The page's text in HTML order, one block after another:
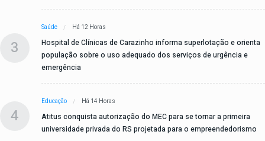
3
Saúde Há 12 Horas
Hospital de Clínicas de Carazinho informa superlotação e orienta
população sobre o uso adequado dos serviços de urgência e
emergência
4
Educação Há 14 Horas
Atitus conquista autorização do MEC para se tornar a primeira
universidade privada do RS projetada para o empreendedorismo